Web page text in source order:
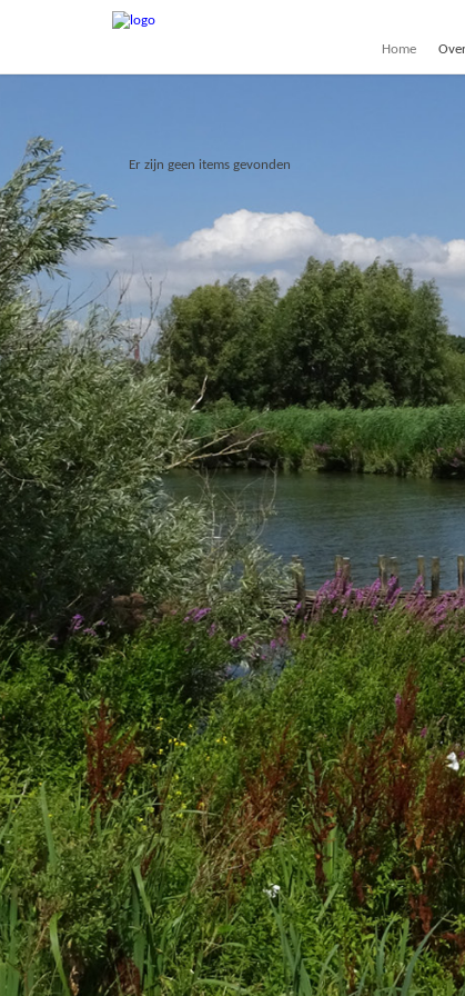
Home
Er zijn geen items gevonden